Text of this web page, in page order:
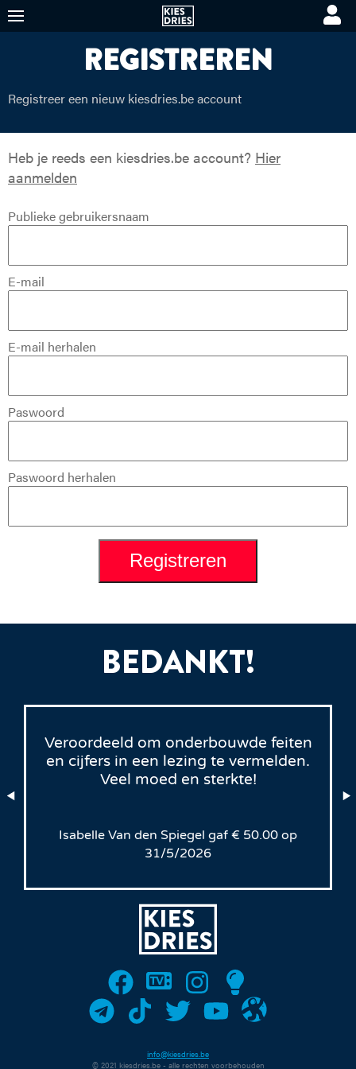
REGISTREREN
Registreer een nieuw kiesdries.be account
Heb je reeds een kiesdries.be account? Hier
aanmelden
Publieke gebruikersnaam
E-mail
E-mail herhalen
Paswoord
Paswoord herhalen
BEDANKT!
Veroordeeld om onderbouwde feiten
en cijfers in een lezing te vermelden.
Veel moed en sterkte!
Isabelle Van den Spiegel gaf € 50.00 op
31/5/2026
info@kiesdries.be
© 2021 kiesdries.be - alle rechten voorbehouden